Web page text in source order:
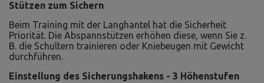
Stützen zum Sichern
Beim Training mit der Langhantel hat die Sicherheit
Priorität. Die Abspannstützen erhöhen diese, wenn Sie z.
B. die Schultern trainieren oder Kniebeugen mit Gewicht
durchführen.
Einstellung des Sicherungshakens - 3 Höhenstufen